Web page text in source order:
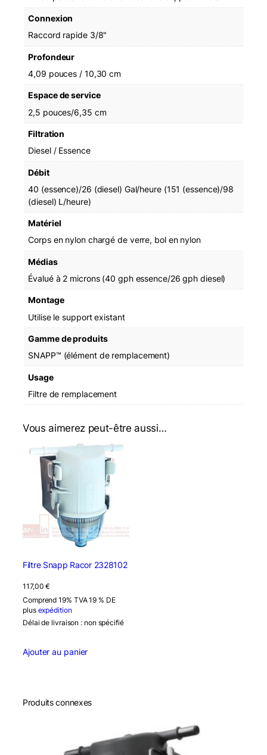
Connexion
Raccord rapide 3/8"
Profondeur
4,09 pouces / 10,30 cm
Espace de service
2,5 pouces/6,35 cm
Filtration
Diesel / Essence
Débit
40 (essence)/26 (diesel) Gal/heure (151 (essence)/98
(diesel) L/heure)
Matériel
Corps en nylon chargé de verre, bol en nylon
Médias
Évalué à 2 microns (40 gph essence/26 gph diesel)
Montage
Utilise le support existant
Gamme de produits
SNAPP™ (élément de remplacement)
Usage
Filtre de remplacement
Vous aimerez peut-être aussi…
Filtre Snapp Racor 2328102
117,00€
Comprend 19% TVA 19 % DE
plus expédition
Délai de livraison : non spécifié
Ajouter au panier
Produits connexes